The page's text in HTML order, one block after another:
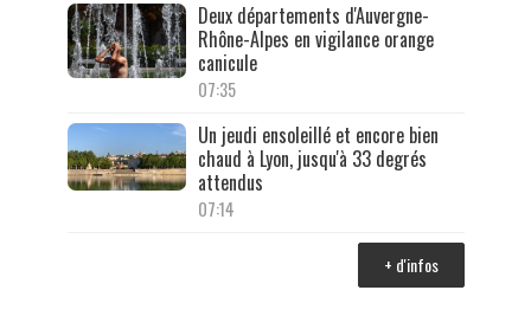
Deux départements d'Auvergne-
Rhône-Alpes en vigilance orange
canicule
07:35
Un jeudi ensoleillé et encore bien
chaud à Lyon, jusqu'à 33 degrés
attendus
07:14
+ d'infos